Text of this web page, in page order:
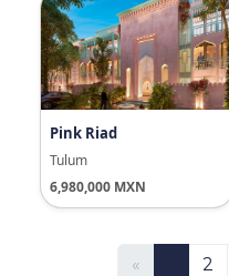
Pink Riad
Tulum
6,980,000 MXN
« 2